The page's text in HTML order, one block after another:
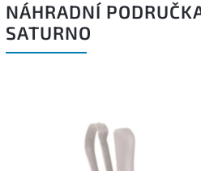
NÁHRADNÍ
SATURNO